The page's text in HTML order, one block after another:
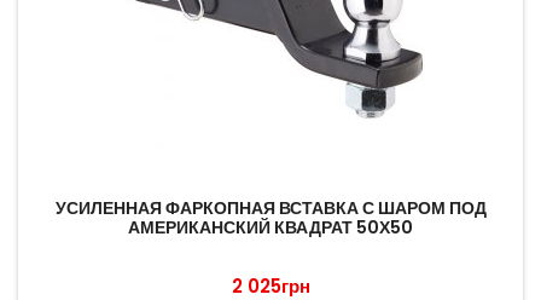
УСИЛЕННАЯ ФАРКОПНАЯ ВСТАВКА С ШАРОМ ПОД
АМЕРИКАНСКИЙ КВАДРАТ 50Х50
2 025грн